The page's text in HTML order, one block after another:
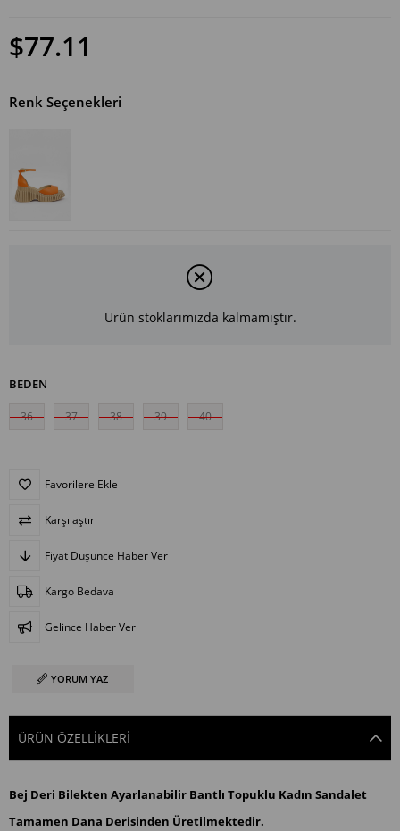
$77.11
Renk Seçenekleri
Ürün stoklarımızda kalmamıştır.
BEDEN
36 37 38 39 40
Favorilere Ekle
Karşılaştır
Fiyat Düşünce Haber Ver
Kargo Bedava
Gelince Haber Ver
YORUM YAZ
ÜRÜN ÖZELLIKLERI
Bej Deri Bilekten Ayarlanabilir Bantlı Topuklu Kadın Sandalet
Tamamen Dana Derisinden Üretilmektedir.